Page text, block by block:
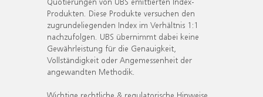
Produkten. Diese Produkte versuchen den
zugrundeliegenden Index im Verhältnis 1:1
nachzufolgen. UBS übernimmt dabei keine
Gewährleistung für die Genauigkeit,
Vollständigkeit oder Angemessenheit der
angewandten Methodik.